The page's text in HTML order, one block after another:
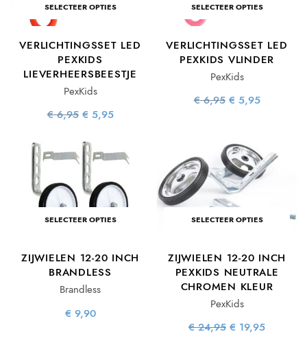
SELECTEER OPTIES
VERLICHTINGSSET LED
PEXKIDS
LIEVERHEERSBEESTJE
PexKids
€6,95 Oorspronkelijke
prijs was:
€ 5,95Huidige
SELECTEER OPTIES
VERLICHTINGSSET LED
PEXKIDS VLINDER
PexKids
€6,95 Oorspronkelijke
prijs was:
€ 5,95Huidige
SELECTEER OPTIES
ZIJWIELEN 12-20 INCH
BRANDLESS
Brandless
€ 9,90
SELECTEER OPTIES
ZIJWIELEN 12-20 INCH
PEXKIDS NEUTRALE
CHROMEN KLEUR
PexKids
€24,95 Oorspronkelijke
prijs was:
€ 19,95